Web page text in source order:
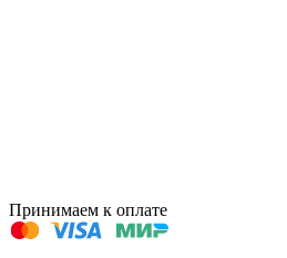
Принимаем к оплате